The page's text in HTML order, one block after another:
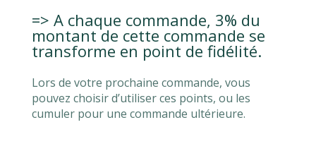
=> A chaque commande, 3% du
montant de cette commande se
transforme en point de fidélité.
Lors de votre prochaine commande, vous
pouvez choisir d’utiliser ces points, ou les
cumuler pour une commande ultérieure.